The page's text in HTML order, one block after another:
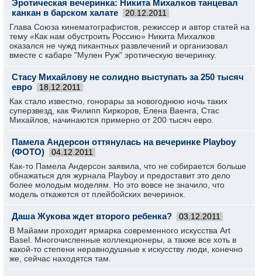
Эротическая вечеринка: Никита Михалков танцевал
канкан в барском халате
20.12.2011
Глава Союза кинематографистов, режиссер и автор статей на
тему «Как нам обустроить Россию» Никита Михалков
оказался не чужд пикантных развлечений и организовал
вместе с кабаре "Мулен Руж" эротическую вечеринку.
Стасу Михайлову не солидно выступать за 250 тысяч
евро
18.12.2011
Как стало известно, гонорары за новогоднюю ночь таких
суперзвезд, как Филипп Киркоров, Елена Ваенга, Стас
Михайлов, начинаются примерно от 200 тысяч евро.
Памела Андерсон оттянулась на вечеринке Playboy
(ФОТО)
04.12.2011
Как-то Памела Андерсон заявила, что не собирается больше
обнажаться для журнала Playboy и предоставит это дело
более молодым моделям. Но это вовсе не значило, что
модель откажется от плейбойских вечеринок.
Даша Жукова ждет второго ребенка? 03.12.2011
В Майами проходит ярмарка современного искусства Art
Basel. Многочисленные коллекционеры, а также все хоть в
какой-то степени неравнодушные к искусству люди, конечно
же, сейчас находятся там.